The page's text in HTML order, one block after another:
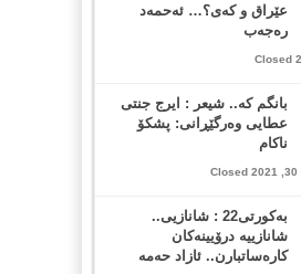
عێراق و كه‌ی؟… ئه‌حمه‌د
ره‌جه‌ب
بانگم کە.. شیعر : ایرج جنتی
عطایی وەرگێڕانی: پشکۆ
ناکام
بەکورتی22 : شانازیی..
شانازییە درۆیینەکان
کارەساتبارن.. ئازاد حەمە